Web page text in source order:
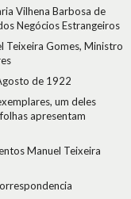
Vilhena Barbosa de
Negócios Estrangeiros
Teixeira Gomes, Ministro
de 1922
um deles
apresentam
Manuel Teixeira